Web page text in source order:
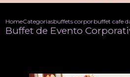
HomeCategoriasbuffets corporativobuffet cafe
Buffet de Evento